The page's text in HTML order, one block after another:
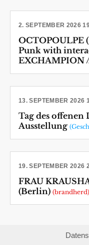
2. SEPTEMBER 2026
OCTOPOULPE
Punk with
EXCHAMPION
13. SEPTEMBER 2026
Tag des
Ausstellung
19. SEPTEMBER 2026
FRAU
(Berlin) (brandherd)